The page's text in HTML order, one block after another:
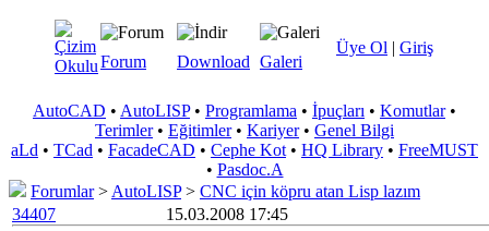
Üye Ol | Giriş
Forum Download Galeri
AutoCAD • AutoLISP• Programlama • İpuçları • Komutlar•
Terimler• Eğitimler• Kariyer• Genel Bilgi
aLd • TCad • FacadeCAD • Cephe Kot • HQ Library • FreeMUST
• Pasdoc.A
Forumlar> AutoLISP> CNC için köpru atan Lisp lazım
34407
15.03.2008 17:45